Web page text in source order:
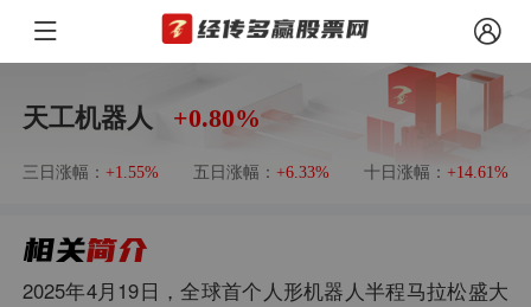
天工机器人 +0.80%
三日涨幅：+1.55% 五日涨幅： +6.33% 十日涨幅： +14.61%
2025年4月19日，全球首个人形机器人半程马拉松盛大